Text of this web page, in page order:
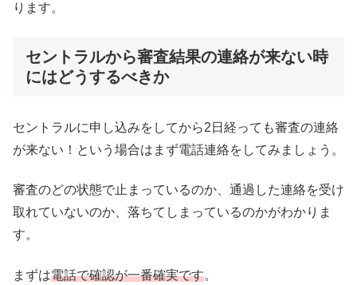
ります。
セントラルから審査結果の連絡が来ない時
にはどうするべきか
セントラルに申し込みをしてから2日経っても審査の連絡
が来ない！という場合はまず電話連絡をしてみましょう。
審査のどの状態で止まっているのか、通過した連絡を受け
取れていないのか、落ちてしまっているのかがわかりま
す。
まずは電話で確認が一番確実です。